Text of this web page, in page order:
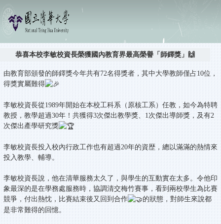
恭喜本校李敏校資長榮獲國內教育界最高榮譽「師鐸獎」🙌
由教育部頒發的師鐸獎今年共有72名得獎者，其中大學教師僅占10位，
得獎實屬難得
李敏校資長從1989年開始在本校工科系（原核工系）任教，如今為特聘
教授，教學超過30年！共獲得3次傑出教學獎、1次傑出導師獎，及有2
次傑出產學研究獎
李敏校資長投入校內行政工作也有超過20年的資歴，總以滿滿的熱情來
投入教學、輔導。
李敏校資長說，他在清華服務太久了，與學生的互動實在太多。令他印
象最深的是在學務處服務時，協調清交梅竹賽事，看到兩校學生為比賽
競爭，付出熱忱，比賽結束後又回到合作
的狀態，對師生來說都
是非常難得的回憶。